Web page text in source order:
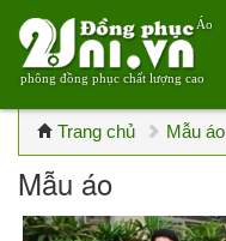
Áo
phông đồng phục chất lượng cao
Trang chủ Mẫu áo
Mẫu áo